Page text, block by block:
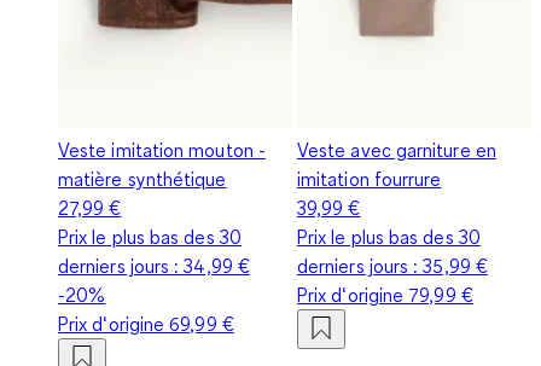
Veste imitation mouton -
matière synthétique
27,99 €
Prix le plus bas des 30
derniers jours :34,99 €
-20%
Prix d‘origine69,99 €
Veste avec garniture en
imitation fourrure
39,99 €
Prix le plus bas des 30
derniers jours :35,99 €
Prix d‘origine 79,99 €